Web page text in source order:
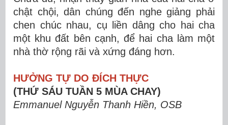
chật chội, dân chúng đến nghe giảng phải
chen chúc nhau, cụ liền dâng cho hai cha
một khu đất bên cạnh, để hai cha làm một
nhà thờ rộng rãi và xứng đáng hơn.
HƯỞNG TỰ DO ĐÍCH THỰC
(THỨ SÁU TUẦN 5 MÙA CHAY)
Emmanuel Nguyễn Thanh Hiền, OSB